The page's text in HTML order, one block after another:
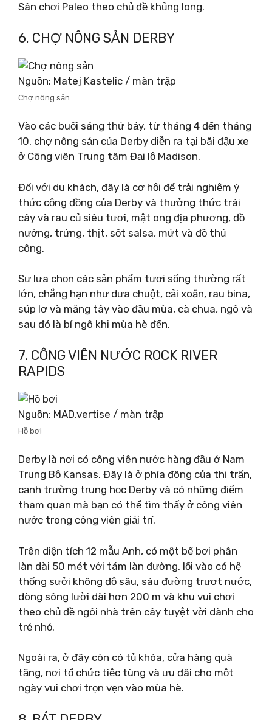
Sân chơi Paleo theo chủ đề khủng long.
6. CHỢ NÔNG SẢN DERBY
Nguồn: Matej Kastelic / màn trập
Chợ nông sản
Vào các buổi sáng thứ bảy, từ tháng 4 đến tháng
10, chợ nông sản của Derby diễn ra tại bãi đậu xe
ở Công viên Trung tâm Đại lộ Madison.
Đối với du khách, đây là cơ hội để trải nghiệm ý
thức cộng đồng của Derby và thưởng thức trái
cây và rau củ siêu tươi, mật ong địa phương, đồ
nướng, trứng, thịt, sốt salsa, mứt và đồ thủ
công.
Sự lựa chọn các sản phẩm tươi sống thường rất
lớn, chẳng hạn như dưa chuột, cải xoăn, rau bina,
súp lơ và măng tây vào đầu mùa, cà chua, ngô và
sau đó là bí ngô khi mùa hè đến.
7. CÔNG VIÊN NƯỚC ROCK RIVER
RAPIDS
Nguồn: MAD.vertise / màn trập
Hồ bơi
Derby là nơi có công viên nước hàng đầu ở Nam
Trung Bộ Kansas. Đây là ở phía đông của thị trấn,
cạnh trường trung học Derby và có những điểm
tham quan mà bạn có thể tìm thấy ở công viên
nước trong công viên giải trí.
Trên diện tích 12 mẫu Anh, có một bể bơi phân
làn dài 50 mét với tám làn đường, lối vào có hệ
thống sưởi không độ sâu, sáu đường trượt nước,
dòng sông lười dài hơn 200 m và khu vui chơi
theo chủ đề ngôi nhà trên cây tuyệt vời dành cho
trẻ nhỏ.
Ngoài ra, ở đây còn có tủ khóa, cửa hàng quà
tặng, nơi tổ chức tiệc tùng và ưu đãi cho một
ngày vui chơi trọn vẹn vào mùa hè.